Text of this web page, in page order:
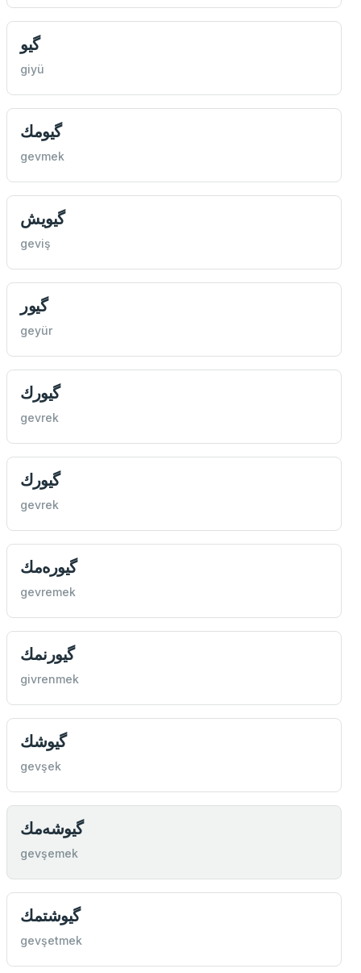
گیو
giyü
گیومك
gevmek
گیویش
geviş
گیور
geyür
گیورك
gevrek
گیورك
gevrek
گیوره‌مك
gevremek
گیورنمك
givrenmek
گیوشك
gevşek
گیوشه‌مك
gevşemek
گیوشتمك
gevşetmek